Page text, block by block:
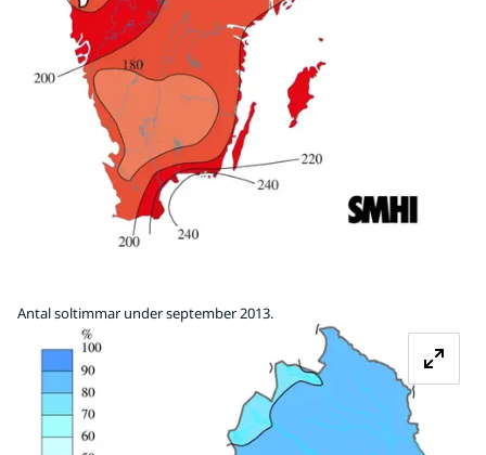
Antal soltimmar under september 2013.